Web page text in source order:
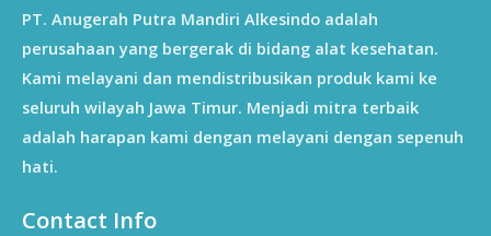
PT. Anugerah Putra Mandiri Alkesindo adalah
perusahaan yang bergerak di bidang alat kesehatan.
Kami melayani dan mendistribusikan produk kami ke
seluruh wilayah Jawa Timur. Menjadi mitra terbaik
adalah harapan kami dengan melayani dengan sepenuh
hati.
Contact Info